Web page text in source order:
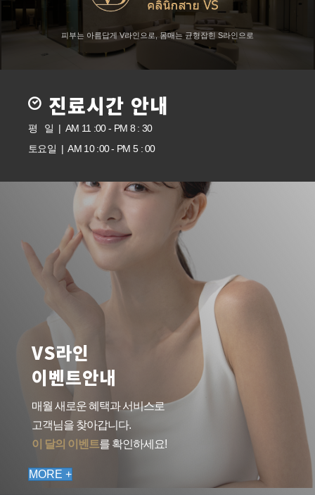
피부는 아름답게 V라인으로, 몸매는 균형잡힌 S라인으로
진료시간 안내
평 일 | AM 11 :00 - PM 8 : 30
토요일 | AM 10 :00 - PM 5 : 00
VS라인
이벤트안내
매월 새로운 혜택과 서비스로
고객님을 찾아갑니다.
이 달의 이벤트를 확인하세요!
MORE +